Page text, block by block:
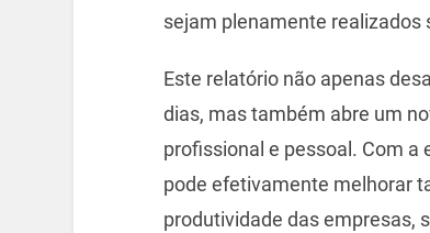
sejam plenamente realizados
Este relatório não apenas
dias, mas também abre um
profissional e pessoal. Com a
pode efetivamente melhorar
produtividade das empresas,